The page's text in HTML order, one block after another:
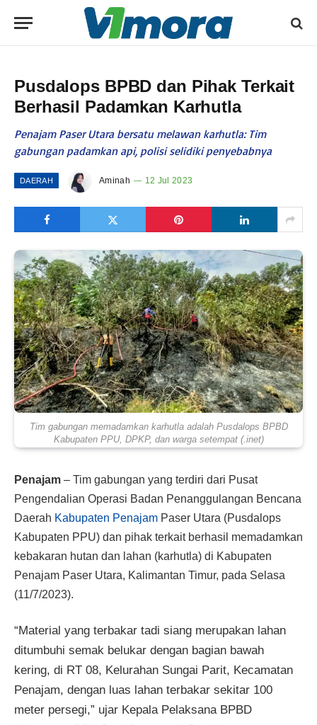
Pusdalops BPBD dan Pihak Terkait
Berhasil Padamkan Karhutla
Penajam Paser Utara bersatu melawan karhutla: Tim
gabungan padamkan api, polisi selidiki penyebabnya
DAERAH Aminah 12 Jul 2023
Tim gabungan memadamkan karhutla adalah Pusdalops BPBD
Kabupaten PPU, DPKP, dan warga setempat (.inet)
Penajam – Tim gabungan yang terdiri dari Pusat
Pengendalian Operasi Badan Penanggulangan Bencana
Daerah Kabupaten Penajam Paser Utara (Pusdalops
Kabupaten PPU) dan pihak terkait berhasil memadamkan
kebakaran hutan dan lahan (karhutla) di Kabupaten
Penajam Paser Utara, Kalimantan Timur, pada Selasa
(11/7/2023).
“Material yang terbakar tadi siang merupakan lahan
ditumbuhi semak belukar dengan bagian bawah
kering, di RT 08, Kelurahan Sungai Parit, Kecamatan
Penajam, dengan luas lahan terbakar sekitar 100
meter persegi,” ujar Kepala Pelaksana BPBD